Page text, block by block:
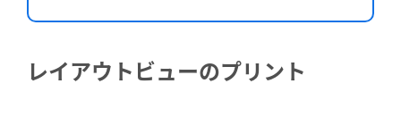
レイアウトビューのプリント